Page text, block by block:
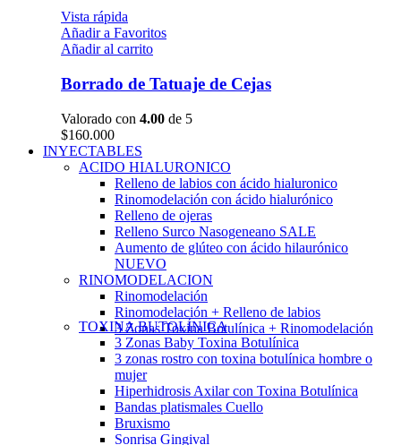
Vista rápida
Añadir a Favoritos
Añadir al carrito
Borrado de Tatuaje de Cejas
Valorado con 4.00 de 5
$160.000
INYECTABLES
ACIDO HIALURONICO
Relleno de labios con ácido hialuronico
Rinomodelación con ácido hialurónico
Relleno de ojeras
Relleno Surco Nasogeneano SALE
Aumento de glúteo con ácido hilaurónico
NUEVO
RINOMODELACION
Rinomodelación
Rinomodelación + Relleno de labios
3 Zonas Toxina Botulínica + Rinomodelación
TOXINA BUTOLÍNICA
3 Zonas Baby Toxina Botulínica
3 zonas rostro con toxina botulínica hombre o
mujer
Hiperhidrosis Axilar con Toxina Botulínica
Bandas platismales Cuello
Bruxismo
Sonrisa Gingival